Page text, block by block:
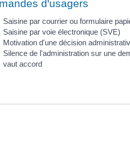
d'usagers
Saisine par courrier ou formulaire
Saisine par voie électronique (SVE)
Motivation d'une décision
Silence de l'administration sur une
vaut accord